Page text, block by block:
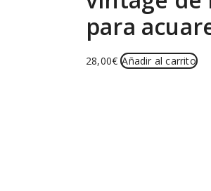
para
28,00€ Añadir al carrito